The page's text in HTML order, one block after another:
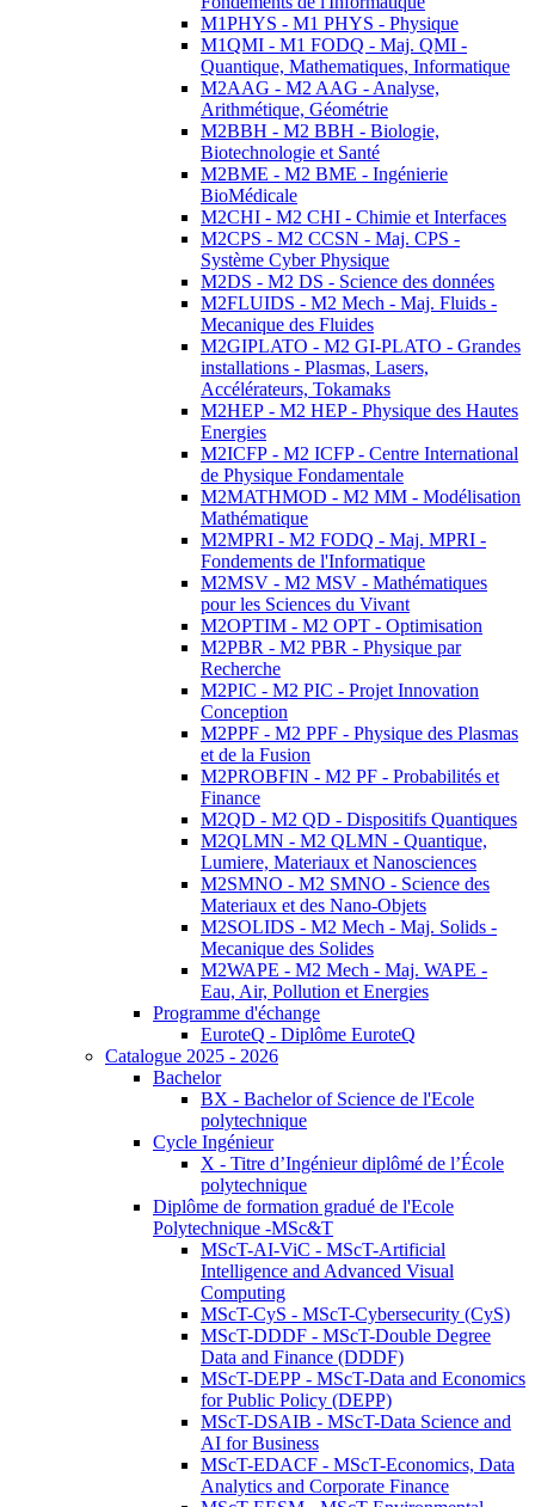
M1PHYS - M1 PHYS - Physique
M1QMI - M1 FODQ - Maj. QMI -
Quantique, Mathematiques, Informatique
M2AAG - M2 AAG - Analyse,
Arithmétique, Géométrie
M2BBH - M2 BBH - Biologie,
Biotechnologie et Santé
M2BME - M2 BME - Ingénierie
BioMédicale
M2CHI - M2 CHI - Chimie et Interfaces
M2CPS - M2 CCSN - Maj. CPS -
Système Cyber Physique
M2DS - M2 DS - Science des données
M2FLUIDS - M2 Mech - Maj. Fluids -
Mecanique des Fluides
M2GIPLATO - M2 GI-PLATO - Grandes
installations - Plasmas, Lasers,
Accélérateurs, Tokamaks
M2HEP - M2 HEP - Physique des Hautes
Energies
M2ICFP - M2 ICFP - Centre International
de Physique Fondamentale
M2MATHMOD - M2 MM - Modélisation
Mathématique
M2MPRI - M2 FODQ - Maj. MPRI -
Fondements de l'Informatique
M2MSV - M2 MSV - Mathématiques
pour les Sciences du Vivant
M2OPTIM - M2 OPT - Optimisation
M2PBR - M2 PBR - Physique par
Recherche
M2PIC - M2 PIC - Projet Innovation
Conception
M2PPF - M2 PPF - Physique des Plasmas
et de la Fusion
M2PROBFIN - M2 PF - Probabilités et
Finance
M2QD - M2 QD - Dispositifs Quantiques
M2QLMN - M2 QLMN - Quantique,
Lumiere, Materiaux et Nanosciences
M2SMNO - M2 SMNO - Science des
Materiaux et des Nano-Objets
M2SOLIDS - M2 Mech - Maj. Solids -
Mecanique des Solides
M2WAPE - M2 Mech - Maj. WAPE -
Eau, Air, Pollution et Energies
Programme d'échange
EuroteQ - Diplôme EuroteQ
Catalogue 2025 - 2026
Bachelor
BX - Bachelor of Science de l'Ecole
polytechnique
Cycle Ingénieur
X - Titre d’Ingénieur diplômé de l’École
polytechnique
Diplôme de formation gradué de l'Ecole
Polytechnique -MSc&T
MScT-AI-ViC - MScT-Artificial
Intelligence and Advanced Visual
Computing
MScT-CyS - MScT-Cybersecurity (CyS)
MScT-DDDF - MScT-Double Degree
Data and Finance (DDDF)
MScT-DEPP - MScT-Data and Economics
for Public Policy (DEPP)
MScT-DSAIB - MScT-Data Science and
AI for Business
MScT-EDACF - MScT-Economics, Data
Analytics and Corporate Finance